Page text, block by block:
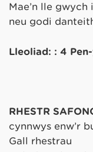
Mae’n lle
neu godi
Lleoliad: : 4
RHESTR
cynnwys enw’r
Gall rhestrau